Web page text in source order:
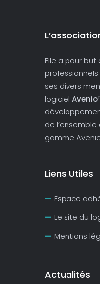
Elle a pour but
ses divers
logiciel
de
gamme
Liens Utiles
Espace
Le site du
Mentions
Actualités